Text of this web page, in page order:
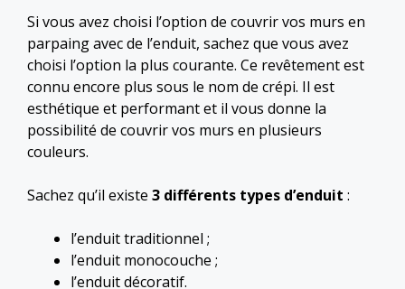
Si vous avez choisi l’option de couvrir vos murs en
parpaing avec de l’enduit, sachez que vous avez
choisi l’option la plus courante. Ce revêtement est
connu encore plus sous le nom de crépi. Il est
esthétique et performant et il vous donne la
possibilité de couvrir vos murs en plusieurs
couleurs.
Sachez qu’il existe 3 différents types d’enduit :
l’enduit traditionnel ;
l’enduit monocouche ;
l’enduit décoratif.